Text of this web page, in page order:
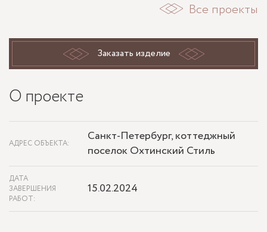
Все проекты
Заказать изделие
О проекте
АДРЕС ОБЪЕКТА:
Санкт-Петербург, коттеджный
поселок Охтинский Стиль
ДАТА
ЗАВЕРШЕНИЯ
РАБОТ:
15.02.2024